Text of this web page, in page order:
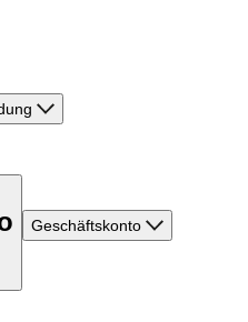
Geschäftskonto